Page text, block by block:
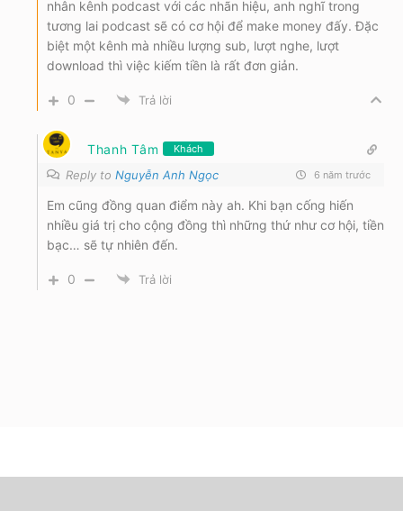
nhân kênh podcast với các nhãn hiệu, anh nghĩ trong
tương lai podcast sẽ có cơ hội để make money đấy. Đặc
biệt một kênh mà nhiều lượng sub, lượt nghe, lượt
download thì việc kiếm tiền là rất đơn giản.
0 Trả lời
Thanh Tâm Khách
Reply to Nguyễn Anh Ngọc 6 năm trước
Em cũng đồng quan điểm này ah. Khi bạn cống hiến
nhiều giá trị cho cộng đồng thì những thứ như cơ hội, tiền
bạc… sẽ tự nhiên đến.
0 Trả lời